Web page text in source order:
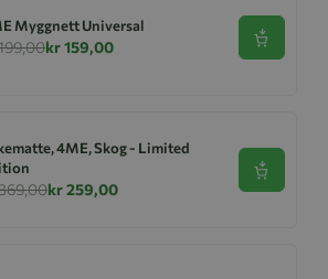
Myggnett Universal
kr 159,00 Se
4ME, Skog - Limited
kr 259,00
Se